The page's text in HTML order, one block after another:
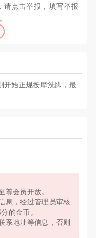
点击举报，填写举报
开始正规按摩洗脚，最
会员开放。
息，经过管理员审核
的金币。
系地址等信息，否则